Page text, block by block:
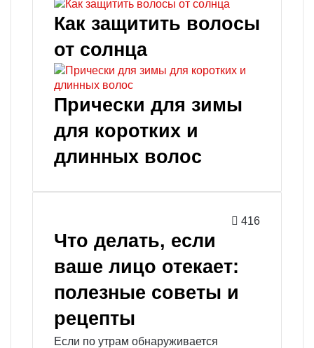
Как защитить волосы
от солнца
Прически для зимы
для коротких и
длинных волос
416
Что делать, если
ваше лицо отекает:
полезные советы и
рецепты
Если по утрам обнаруживается